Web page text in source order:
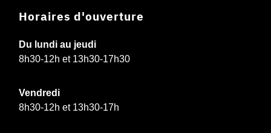
Horaires d'ouverture
Du lundi au jeudi
8h30-12h et 13h30-17h30
Vendredi
8h30-12h et 13h30-17h